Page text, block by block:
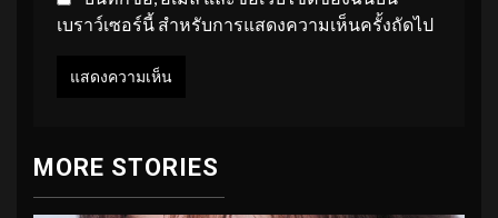
เบราว์เซอร์นี้ สำหรับการแสดงความเห็นครั้งถัดไป
MORE STORIES